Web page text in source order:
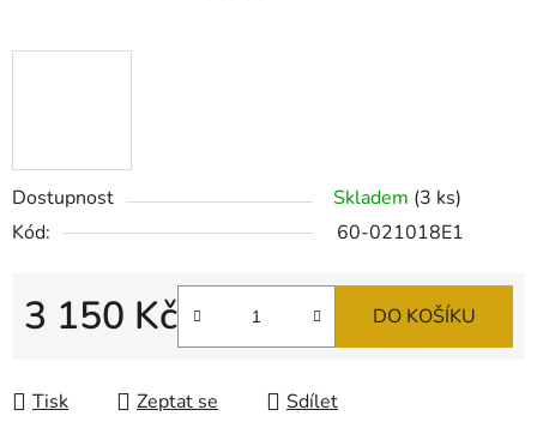
Dostupnost Skladem (3 ks)
Kód:
60-021018E1
3 150 Kč DO KOŠÍKU
Tisk Zeptat se Sdílet